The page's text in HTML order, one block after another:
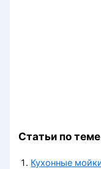
Статьи по
Кухонные